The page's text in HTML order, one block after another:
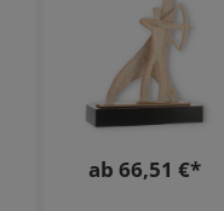
ab 66,51 €*